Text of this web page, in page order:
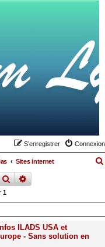
Connexion
S’enregistrer
Sites internet
rechercher
recherche
1
ILADS USA et
- Sans solution en